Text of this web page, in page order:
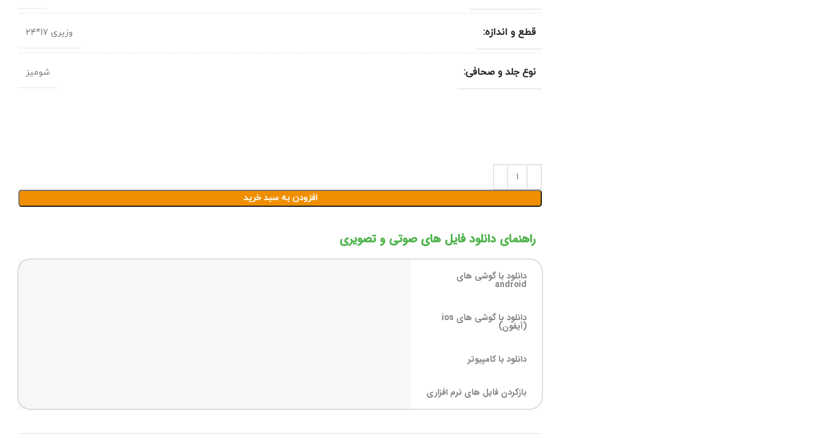
قطع و اندازه: وزیری 17*24
نوع جلد و صحافی: شومیز
افزودن به سبد خرید
راهنمای دانلود فایل های صوتی و تصویری
دانلود با گوشی های
android
دانلود با گوشی های ios
(آیفون)
دانلود با کامپیوتر
بازکردن فایل های نرم افزاری